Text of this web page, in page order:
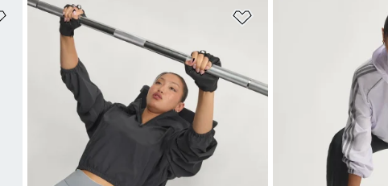
ほしいものリストに追加 ほしいものリストに追